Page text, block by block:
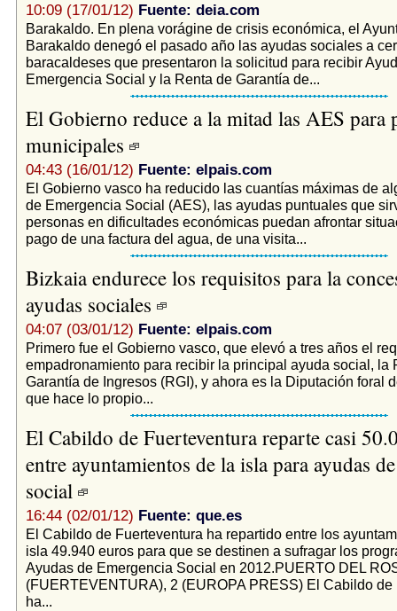
10:09 (17/01/12) Fuente: deia.com
Barakaldo. En plena vorágine de crisis económica, el
Barakaldo denegó el pasado año las ayudas sociales a
baracaldeses que presentaron la solicitud para recibir
Emergencia Social y la Renta de Garantía de...
El Gobierno reduce a la mitad las AES para
municipales
04:43 (16/01/12) Fuente: elpais.com
El Gobierno vasco ha reducido las cuantías máximas de
de Emergencia Social (AES), las ayudas puntuales que
personas en dificultades económicas puedan afrontar
pago de una factura del agua, de una visita...
Bizkaia endurece los requisitos para la
ayudas sociales
04:07 (03/01/12) Fuente: elpais.com
Primero fue el Gobierno vasco, que elevó a tres años el
empadronamiento para recibir la principal ayuda social, la
Garantía de Ingresos (RGI), y ahora es la Diputación foral
que hace lo propio...
El Cabildo de Fuerteventura reparte casi
entre ayuntamientos de la isla para ayudas
social
16:44 (02/01/12) Fuente: que.es
El Cabildo de Fuerteventura ha repartido entre los
isla 49.940 euros para que se destinen a sufragar los
Ayudas de Emergencia Social en 2012.PUERTO DEL
(FUERTEVENTURA), 2 (EUROPA PRESS) El Cabildo de
ha...